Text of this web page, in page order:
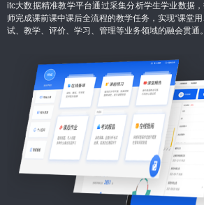
AI智慧校园场室管理系统 星闪无线麦克风教学扩声系
itc大数据精准教学平台通过采集分析学生学业数据
师完成课前课中课后全流程的教学任务，实现“课堂
试、教学、评价、学习、管理等业务领域的融会贯通。